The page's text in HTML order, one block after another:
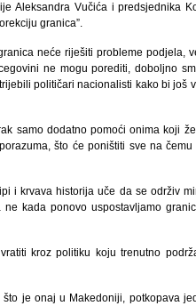
Aleksandra Vučića i predsjednika
granica”.
neće riješiti probleme podjela,
ne mogu porediti, doboljno
političari nacionalisti kako bi još
samo dodatno pomoći onima koji
što će poništiti sve na
i krvava historija uče da se održiv
kada ponovo uspostavljamo
kroz politiku koju trenutno
je onaj u Makedoniji, potkopava